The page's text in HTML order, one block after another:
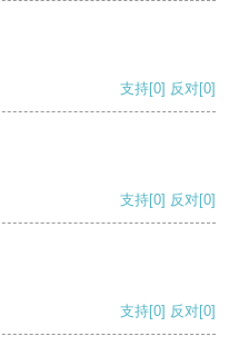
支持[0] 反对[0]
支持[0] 反对[0]
支持[0] 反对[0]